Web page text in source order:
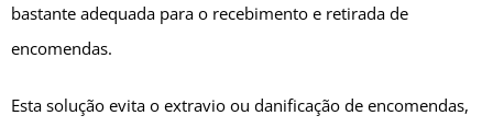
bastante adequada para o recebimento e retirada de
encomendas.
Esta solução evita o extravio ou danificação de encomendas,